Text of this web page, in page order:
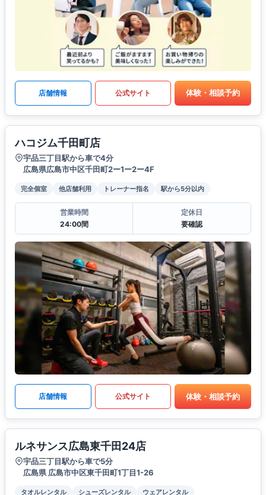
店舗情報 公式サイト 体験・相談予約
ハコジム千田町店
宇品三丁目駅から車で4分
広島県広島市中区千田町2ー1ー2ー4F
完全個室 他店舗利用 トレーナー指名 駅から5分以内
営業時間
24:00間
定休日
要確認
店舗情報 公式サイト 体験・相談予約
ルネサンス広島東千田24店
宇品三丁目駅から車で5分
広島県 広島市中区東千田町1丁目1-26
タオルレンタル シューズレンタル ウェアレンタル